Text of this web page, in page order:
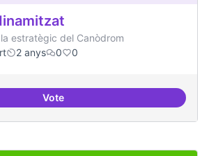
estratègic del Canòdrom
2 anys 0 0
VoteBar obert i dinamitzat